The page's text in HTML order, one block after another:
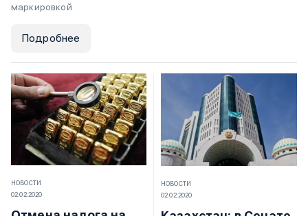
маркировкой
Подробнее
НОВОСТИ
02.02.2020
НОВОСТИ
02.02.2020